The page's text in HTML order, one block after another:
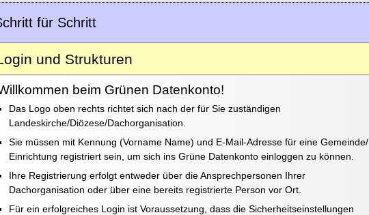
für Schritt
und Strukturen
beim Grünen Datenkonto!
Das Logo oben rechts richtet sich nach der für Sie zuständigen
Landeskirche/Diözese/Dachorganisation.
Sie müssen mit Kennung (Vorname Name) und E-Mail-Adresse für eine Gemeinde/
Einrichtung registriert sein, um sich ins Grüne Datenkonto einloggen zu können.
Ihre Registrierung erfolgt entweder über die Ansprechpersonen Ihrer
Dachorganisation oder über eine bereits registrierte Person vor Ort.
Für ein erfolgreiches Login ist Voraussetzung, dass die Sicherheitseinstellungen